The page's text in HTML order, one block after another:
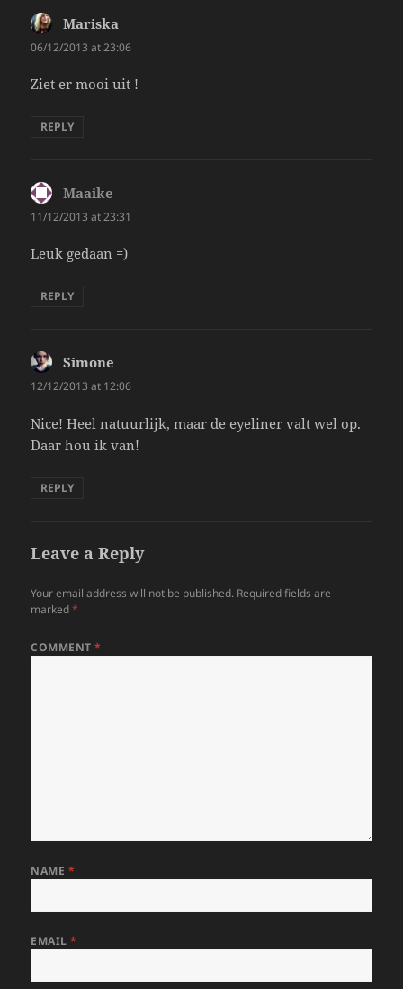
Mariska
06/12/2013 at 23:06
Ziet er mooi uit !
REPLY
Maaike
11/12/2013 at 23:31
Leuk gedaan =)
REPLY
Simone
12/12/2013 at 12:06
Nice! Heel natuurlijk, maar de eyeliner valt wel op.
Daar hou ik van!
REPLY
Leave a Reply
Your email address will not be published. Required fields are
marked*
COMMENT*
NAME *
EMAIL*